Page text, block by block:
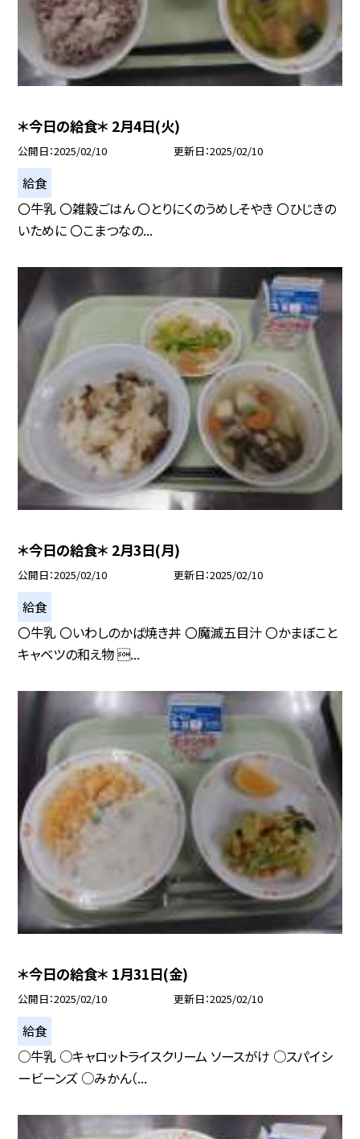
＊今日の給食＊ 2月4日(火)
公開日 2025/02/10 更新日 2025/02/10
給食
〇牛乳 〇雑穀ごはん 〇とりにくのうめしそやき 〇ひじきの
いために 〇こまつなの...
＊今日の給食＊ 2月3日(月)
公開日 2025/02/10 更新日 2025/02/10
給食
〇牛乳 〇いわしのかば焼き丼 〇魔滅五目汁 〇かまぼこと
キャベツの和え物 ...
＊今日の給食＊ 1月31日(金)
公開日 2025/02/10 更新日 2025/02/10
給食
○牛乳 ○キャロットライスクリーム ソースがけ ○スパイシ
ービーンズ ○みかん（...